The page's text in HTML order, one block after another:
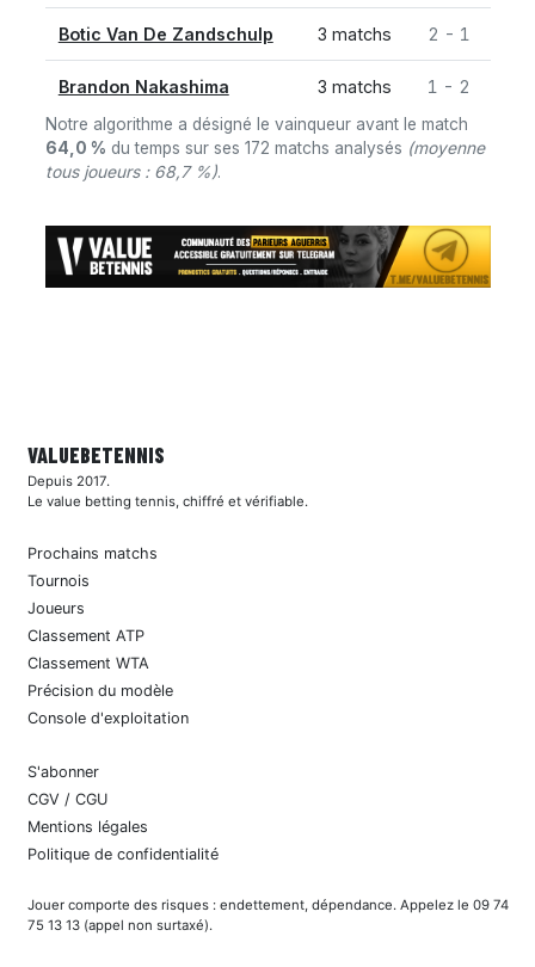
Botic Van De Zandschulp 3 matchs 2 - 1
Brandon Nakashima 3 matchs 1 - 2
Notre algorithme a désigné le vainqueur avant le match
64,0 % du temps sur ses 172 matchs analysés (moyenne
tous joueurs : 68,7 %).
VALUEBETENNIS
Depuis 2017.
Le value betting tennis, chiffré et vérifiable.
Prochains matchs
Tournois
Joueurs
Classement ATP
Classement WTA
Précision du modèle
Console d'exploitation
S'abonner
CGV / CGU
Mentions légales
Politique de confidentialité
Jouer comporte des risques : endettement, dépendance. Appelez le 09 74
75 13 13 (appel non surtaxé).